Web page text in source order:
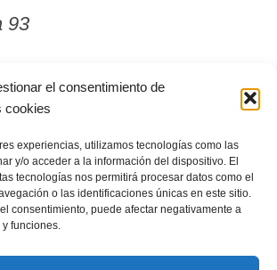
el consentimiento de
cookies
experiencias, utilizamos tecnologías como las
y/o acceder a la información del dispositivo. El
tecnologías nos permitirá procesar datos como el
o las identificaciones únicas en este sitio.
consentimiento, puede afectar negativamente a
funciones.
93
de la Plana